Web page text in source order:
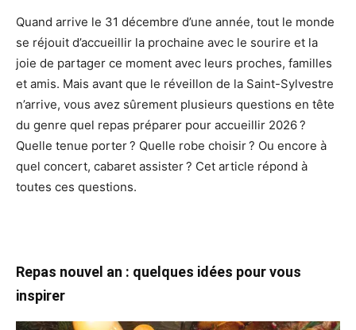
Quand arrive le 31 décembre d’une année, tout le monde
se réjouit d’accueillir la prochaine avec le sourire et la
joie de partager ce moment avec leurs proches, familles
et amis. Mais avant que le réveillon de la Saint-Sylvestre
n’arrive, vous avez sûrement plusieurs questions en tête
du genre quel repas préparer pour accueillir 2026 ?
Quelle tenue porter ? Quelle robe choisir ? Ou encore à
quel concert, cabaret assister ? Cet article répond à
toutes ces questions.
Repas nouvel an : quelques idées pour vous
inspirer